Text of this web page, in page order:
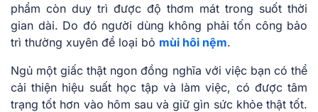
phẩm còn duy trì được độ thơm mát trong suốt thời
gian dài. Do đó người dùng không phải tốn công bảo
trì thường xuyên để loại bỏ mùi hôi nệm.
Ngủ một giấc thật ngon đồng nghĩa với việc bạn có thể
cải thiện hiệu suất học tập và làm việc, có được tâm
trạng tốt hơn vào hôm sau và giữ gìn sức khỏe thật tốt.